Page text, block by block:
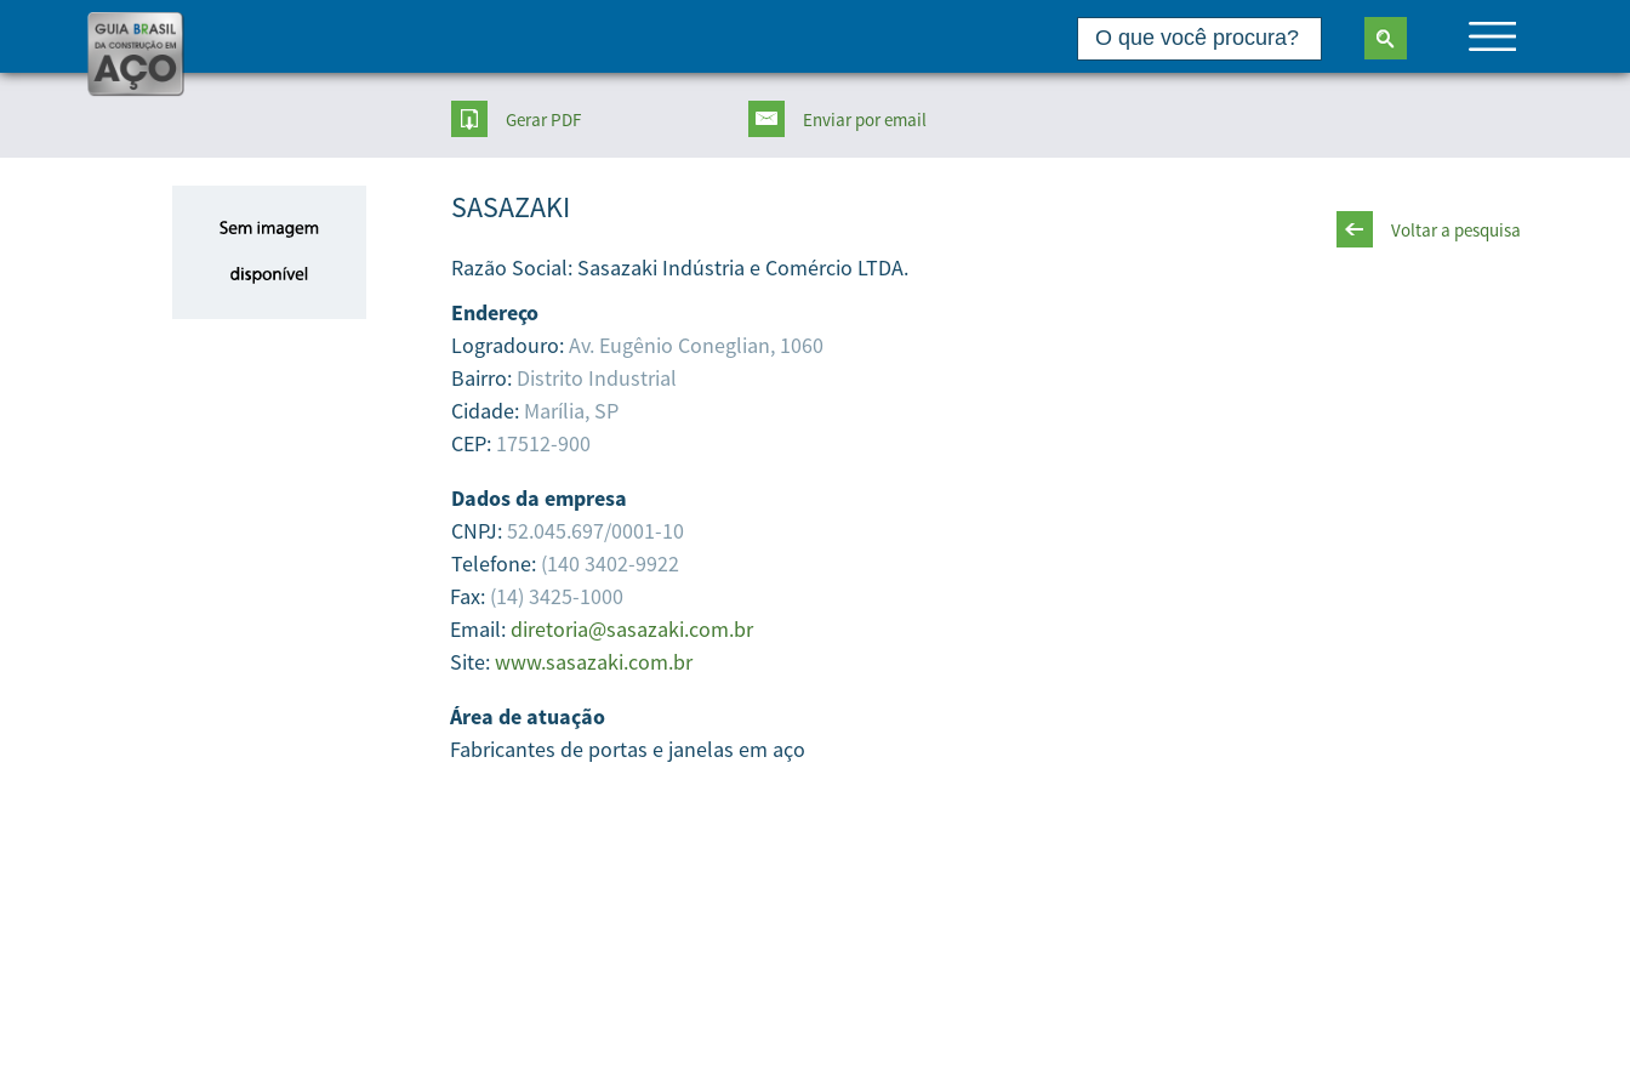
Gerar PDF Enviarpor email
Voltar a pesquisa
SASAZAKI
Razão Social: Sasazaki Indústria e Comércio LTDA.
Endereço
Logradouro:Av. Eugênio Coneglian, 1060
Bairro: Distrito Industrial
Cidade: Marília, SP
CEP: 17512-900
Dados da empresa
CNPJ:52.045.697/0001-10
Telefone: (140 3402-9922
Fax: (14) 3425-1000
Email:diretoria@sasazaki.com.br
Site:www.sasazaki.com.br
Área de atuação
Fabricantes de portas e janelas em aço